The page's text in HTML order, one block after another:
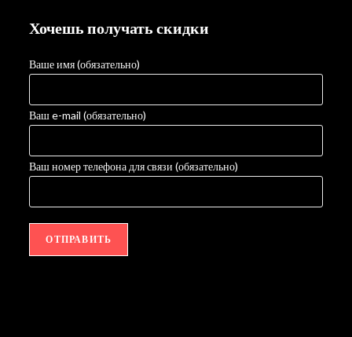
Хочешь получать скидки
Ваше имя (обязательно)
Ваш e-mail (обязательно)
Ваш номер телефона для связи (обязательно)